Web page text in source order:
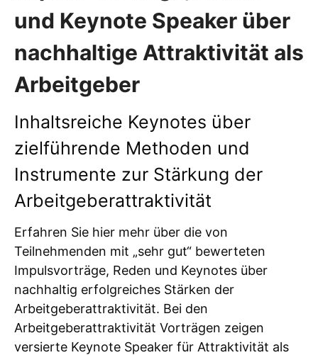
und Keynote Speaker über
nachhaltige Attraktivität als
Arbeitgeber
Inhaltsreiche Keynotes über
zielführende Methoden und
Instrumente zur Stärkung der
Arbeitgeberattraktivität
Erfahren Sie hier mehr über die von
Teilnehmenden mit „sehr gut“ bewerteten
Impulsvorträge, Reden und Keynotes über
nachhaltig erfolgreiches Stärken der
Arbeitgeberattraktivität. Bei den
Arbeitgeberattraktivität Vorträgen zeigen
versierte Keynote Speaker für Attraktivität als